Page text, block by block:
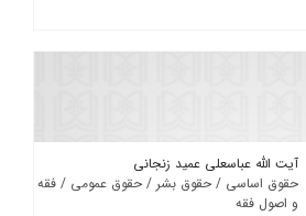
آیت الله عباسعلی عمید زنجانی
حقوق اساسی / حقوق بشر / حقوق عمومی / فقه
و اصول فقه